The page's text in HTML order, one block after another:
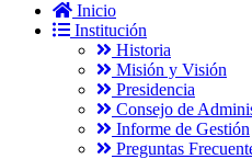
Inicio
Institución
Historia
Misión y Visión
Presidencia
Consejo de
Informe de Gestión
Preguntas